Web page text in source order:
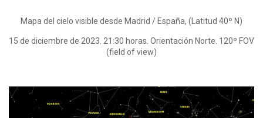
Mapa del cielo visible desde Madrid / España, (Latitud 40º N)
15 de diciembre de 2023. 21:30 horas. Orientación Norte. 120º FOV
(field of view)